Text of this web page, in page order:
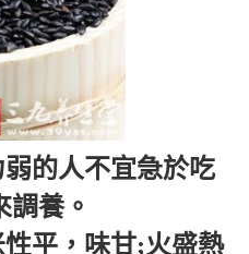
的人不宜急於吃
調養。
平，味甘;火盛熱